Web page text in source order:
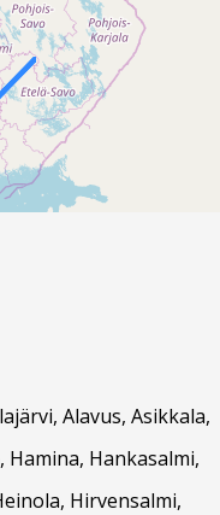
Alavus, Asikkala,
Hamina, Hankasalmi,
Hirvensalmi,